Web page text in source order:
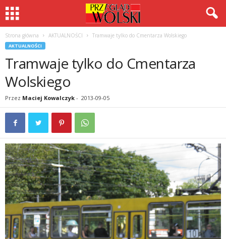
Strona główna AKTUALNOŚCI Tramwaje tylko do Cmentarza Wolskiego
AKTUALNOŚCI
Tramwaje tylko do Cmentarza
Wolskiego
Przez Maciej Kowalczyk - 2013-09-05